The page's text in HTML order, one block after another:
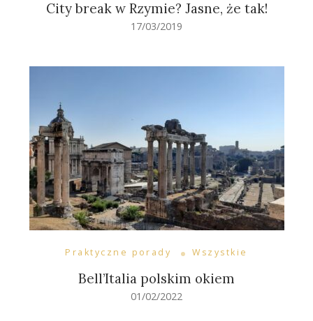
City break w Rzymie? Jasne, że tak!
17/03/2019
Praktyczne porady Wszystkie
Bell’Italia polskim okiem
01/02/2022